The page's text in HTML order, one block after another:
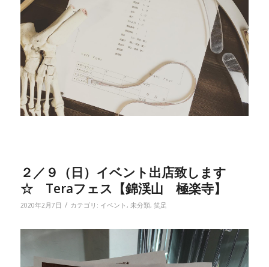
２／９（日）イベント出店致します
☆ Teraフェス【錦渓山 極楽寺】
2020年2月7日 / カテゴリ: イベント , 未分類, 笑足